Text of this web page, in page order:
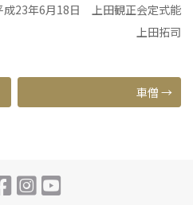
成23年6月18日 上田観正会定式能
上田拓司
車僧